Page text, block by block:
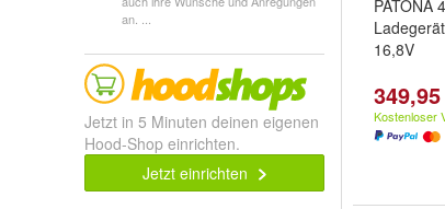
an. ...
Jetzt in 5 Minuten deinen eigenen
Hood-Shop einrichten.
Jetzt einrichten
PATONA
16,8V
Kostenloser